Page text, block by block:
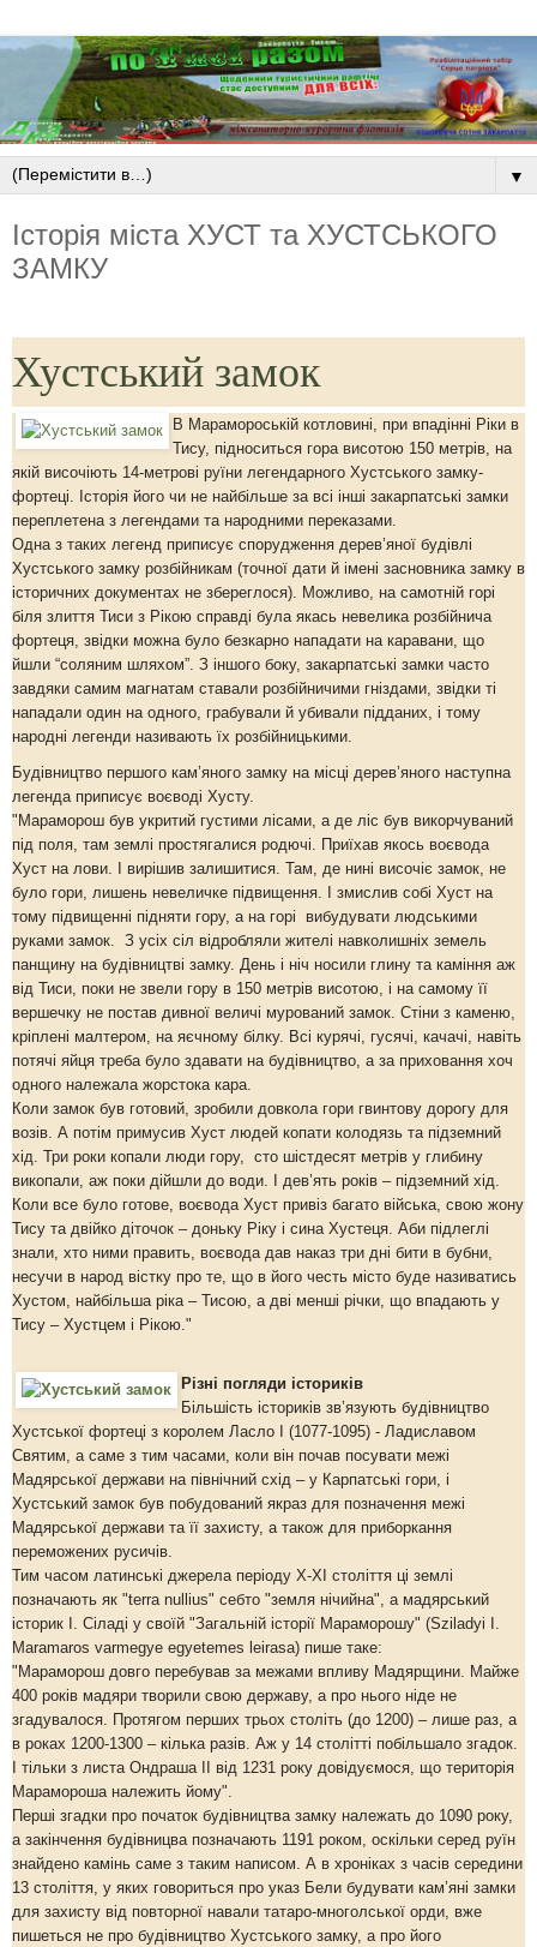
▼
Історія міста ХУСТ та ХУСТСЬКОГО
ЗАМКУ
Хустський замок
В Марамороській котловині, при впадінні Ріки в
Тису, підноситься гора висотою 150 метрів, на
якій височіють 14-метрові руїни легендарного Хустського замку-
фортеці. Історія його чи не найбільше за всі інші закарпатські замки
переплетена з легендами та народними переказами.
Одна з таких легенд приписує спорудження дерев’яної будівлі
Хустського замку розбійникам (точної дати й імені засновника замку в
історичних документах не збереглося). Можливо, на самотній горі
біля злиття Тиси з Рікою справді була якась невелика розбійнича
фортеця, звідки можна було безкарно нападати на каравани, що
йшли “соляним шляхом”. З іншого боку, закарпатські замки часто
завдяки самим магнатам ставали розбійничими гніздами, звідки ті
нападали один на одного, грабували й убивали підданих, і тому
народні легенди називають їх розбійницькими.
Будівництво першого кам’яного замку на місці дерев’яного наступна
легенда приписує воєводі Хусту.
"Мараморош був укритий густими лісами, а де ліс був викорчуваний
під поля, там землі простягалися родючі. Приїхав якось воєвода
Хуст на лови. І вирішив залишитися. Там, де нині височіє замок, не
було гори, лишень невеличке підвищення. І змислив собі Хуст на
тому підвищенні підняти гору, а на горі вибудувати людськими
руками замок. З усіх сіл відробляли жителі навколишніх земель
панщину на будівництві замку. День і ніч носили глину та каміння аж
від Тиси, поки не звели гору в 150 метрів висотою, і на самому її
вершечку не постав дивної величі мурований замок. Стіни з каменю,
кріплені малтером, на яєчному білку. Всі курячі, гусячі, качачі, навіть
потячі яйця треба було здавати на будівництво, а за приховання хоч
одного належала жорстока кара.
Коли замок був готовий, зробили довкола гори гвинтову дорогу для
возів. А потім примусив Хуст людей копати колодязь та підземний
хід. Три роки копали люди гору, сто шістдесят метрів у глибину
викопали, аж поки дійшли до води. І дев’ять років – підземний хід.
Коли все було готове, воєвода Хуст привіз багато війська, свою жону
Тису та двійко діточок – доньку Ріку і сина Хустеця. Аби підлеглі
знали, хто ними править, воєвода дав наказ три дні бити в бубни,
несучи в народ вістку про те, що в його честь місто буде називатись
Хустом, найбільша ріка – Тисою, а дві менші річки, що впадають у
Тису – Хустцем і Рікою."
Різні погляди істориків
Більшість істориків зв’язують будівництво
Хустської фортеці з королем Ласло І (1077-1095) - Ладиславом
Святим, а саме з тим часами, коли він почав посувати межі
Мадярської держави на північний схід – у Карпатські гори, і
Хустський замок був побудований якраз для позначення межі
Мадярської держави та її захисту, а також для приборкання
переможених русичів.
Тим часом латинські джерела періоду Х-ХІ століття ці землі
позначають як "terra nullius" себто "земля нічийна", а мадярський
історик І. Сіладі у своїй "Загальній історії Мараморошу" (Sziladyi I.
Maramaros varmegye egyetemes leirasa) пише таке:
"Мараморош довго перебував за межами впливу Мадярщини. Майже
400 років мадяри творили свою державу, а про нього ніде не
згадувалося. Протягом перших трьох століть (до 1200) – лише раз, а
в роках 1200-1300 – кілька разів. Аж у 14 столітті побільшало згадок.
І тільки з листа Ондраша ІІ від 1231 року довідуємося, що територія
Марамороша належить йому".
Перші згадки про початок будівництва замку належать до 1090 року,
а закінчення будівницва позначають 1191 роком, оскільки серед руїн
знайдено камінь саме з таким написом. А в хроніках з часів середини
13 століття, у яких говориться про указ Бели будувати кам’яні замки
для захисту від повторної навали татаро-многолської орди, вже
пишеться не про будівництво Хустського замку, а про його